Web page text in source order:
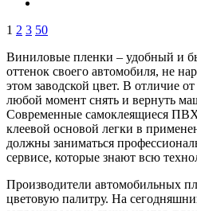
1 2 3 50
Виниловые пленки – удобный и
оттенок своего автомобиля, не
этом заводской цвет. В отличие
любой момент снять и вернуть
Современные самоклеящиеся
клеевой основой легки в
должны заниматься
сервисе, которые знают всю
Производители автомобильных
цветовую палитру. На